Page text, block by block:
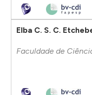
Elba C. S. C.
Faculdade de